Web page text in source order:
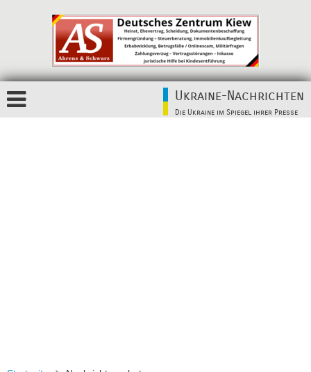
Ukraine-Nachrichten
Die Ukraine im Spiegel ihrer Presse